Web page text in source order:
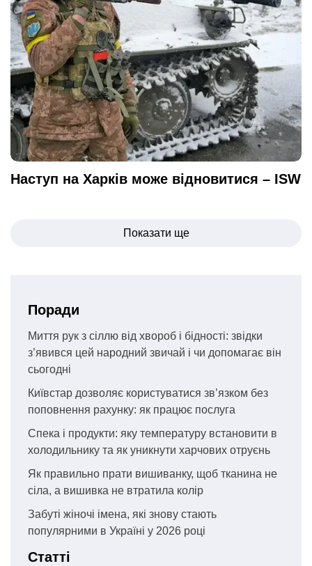
Наступ на Харків може відновитися – ISW
Показати ще
Поради
Миття рук з сіллю від хвороб і бідності: звідки
з’явився цей народний звичай і чи допомагає він
сьогодні
Київстар дозволяє користуватися зв’язком без
поповнення рахунку: як працює послуга
Спека і продукти: яку температуру встановити в
холодильнику та як уникнути харчових отруєнь
Як правильно прати вишиванку, щоб тканина не
сіла, а вишивка не втратила колір
Забуті жіночі імена, які знову стають
популярними в Україні у 2026 році
Статті